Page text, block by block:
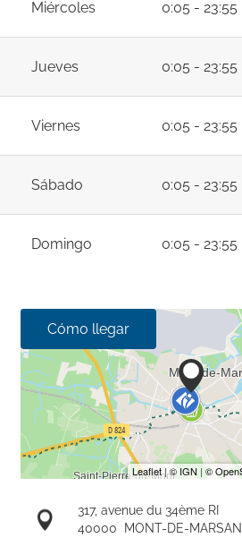
Miércoles 0:05 - 23:55
Jueves 0:05 - 23:55
Viernes 0:05 - 23:55
Sábado 0:05 - 23:55
Domingo 0:05 - 23:55
Cómo llegar
317, avenue du 34ème RI
40000 MONT-DE-MARSAN